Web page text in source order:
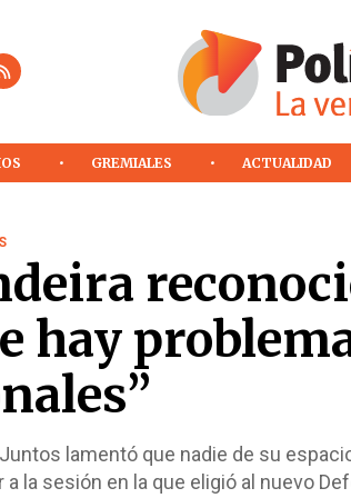
GREMIALES ACTUALIDAD
hay
lamentó que nadie de su
la sesión en la que eligió al nuevo